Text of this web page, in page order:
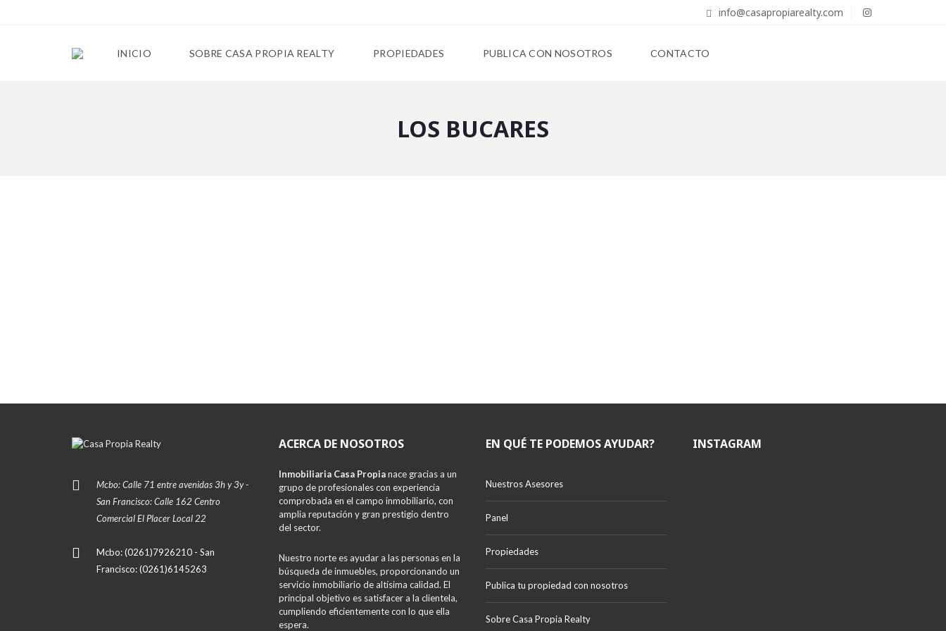
info@casapropiarealty.com
INICIO SOBRE CASA PROPIA REALTY PROPIEDADES PUBLICA CON NOSOTROS CONTACTO
LOS BUCARES
Mcbo: Calle 71 entre avenidas 3h y 3y -
San Francisco: Calle 162 Centro
Comercial El Placer Local 22
Mcbo: (0261)7926210 - San
Francisco: (0261)6145263
ACERCA DE NOSOTROS
Inmobiliaria Casa Propianace gracias a un
grupo de profesionales con experiencia
comprobada en el campo inmobiliario, con
amplia reputación y gran prestigio dentro
del sector.
Nuestro norte es ayudar a las personas en la
búsqueda de inmuebles, proporcionando un
servicio inmobiliario de altísima calidad. El
principal objetivo es satisfacer a la clientela,
cumpliendo eficientemente con lo que ella
espera.
EN QUÉ TE PODEMOS AYUDAR?
Nuestros Asesores
Panel
Propiedades
Publica tu propiedad con nosotros
Sobre Casa Propia Realty
INSTAGRAM